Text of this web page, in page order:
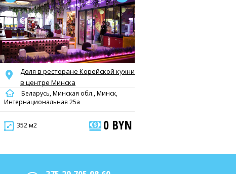
Доля в ресторане Корейской кухни
в центре Минска
Беларусь, Минская обл., Минск,
Интернациональная 25а
352 м2 0 BYN